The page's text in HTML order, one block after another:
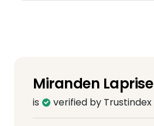
Miranden Laprise
is verified by Trustindex